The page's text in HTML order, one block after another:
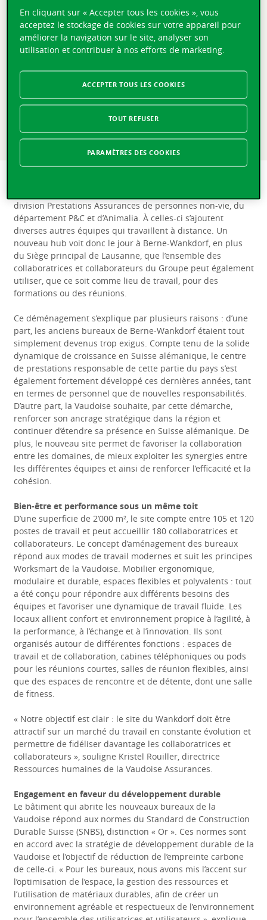
EN BREF
Berne, le 2 septembre 2025 – La Vaudoise Assurances,
l’une des principales compagnies d’assurance en Suisse,
a besoin de plus d’espace et déménage dans des locaux
société en Suisse alémanique. Les locaux construits de
manière durable dans un écoquartier en plein essor
répondent aux ambitions de croissance de la Vaudoise et
offrent en outre un environnement de travail moderne et
flexible aux collaboratrices et collaborateurs.
division Prestations Assurances de personnes non-vie, du
département P&C et d’Animalia. À celles-ci s’ajoutent
diverses autres équipes qui travaillent à distance. Un
nouveau hub voit donc le jour à Berne-Wankdorf, en plus
du Siège principal de Lausanne, que l’ensemble des
collaboratrices et collaborateurs du Groupe peut également
utiliser, que ce soit comme lieu de travail, pour des
formations ou des réunions.
Ce déménagement s’explique par plusieurs raisons : d’une
part, les anciens bureaux de Berne-Wankdorf étaient tout
simplement devenus trop exigus. Compte tenu de la solide
dynamique de croissance en Suisse alémanique, le centre
de prestations responsable de cette partie du pays s’est
également fortement développé ces dernières années, tant
en termes de personnel que de nouvelles responsabilités.
D’autre part, la Vaudoise souhaite, par cette démarche,
renforcer son ancrage stratégique dans la région et
continuer d’étendre sa présence en Suisse alémanique. De
plus , le nouveau site permet de favoriser la collaboration
entre les domaines, de mieux exploiter les synergies entre
les différentes équipes et ainsi de renforcer l’efficacité et la
cohésion.
Bien-être et performance sous un même toit
D’une superficie de 2’000 m², le site compte entre 105 et 120
postes de travail et peut accueillir 180 collaboratrices et
collaborateurs. Le concept d’aménagement des bureaux
répond aux modes de travail modernes et suit les principes
Worksmart de la Vaudoise. Mobilier ergonomique,
modulaire et durable, espaces flexibles et polyvalents : tout
a été conçu pour répondre aux différents besoins des
équipes et favoriser une dynamique de travail fluide. Les
locaux allient confort et environnement propice à l’agilité, à
la performance, à l’échange et à l’innovation. Ils sont
organisés autour de différentes fonctions : espaces de
travail et de collaboration, cabines téléphoniques ou pods
pour les réunions courtes, salles de réunion flexibles, ainsi
que des espaces de rencontre et de détente, dont une salle
de fitness.
« Notre objectif est clair : le site du Wankdorf doit être
attractif sur un marché du travail en constante évolution et
permettre de fidéliser davantage les collaboratrices et
collaborateurs », souligne Kristel Rouiller, directrice
Ressources humaines de la Vaudoise Assurances.
Engagement en faveur du développement durable
Le bâtiment qui abrite les nouveaux bureaux de la
Vaudoise répond aux normes du Standard de Construction
Durable Suisse (SNBS), distinction « Or ». Ces normes sont
en accord avec la stratégie de développement durable de la
Vaudoise et l’objectif de réduction de l’empreinte carbone
de celle-ci. « Pour les bureaux, nous avons mis l’accent sur
l’optimisation de l’espace, la gestion des ressources et
l’utilisation de matériaux durables, afin de créer un
environnement agréable et respectueux de l’environnement
En cliquant sur « Accepter tous les cookies », vous
acceptez le stockage de cookies sur votre appareil pour
améliorer la navigation sur le site, analyser son
utilisation et contribuer à nos efforts de marketing.
TOUT REFUSER
ACCEPTER TOUS LES COOKIES
PARAMÈTRES DES COOKIES